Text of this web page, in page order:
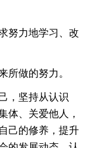
努力地学习、改
所做的努力。
，坚持从认识
体、关爱他人，
己的修养，提升